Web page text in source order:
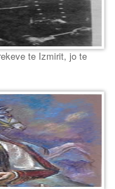
te Izmirit, jo te